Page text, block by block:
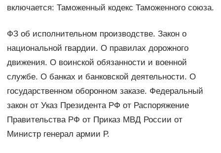
включается: Таможенный кодекс Таможенного союза.
ФЗ об исполнительном производстве. Закон о
национальной гвардии. О правилах дорожного
движения. О воинской обязанности и военной
службе. О банках и банковской деятельности. О
государственном оборонном заказе. Федеральный
закон от Указ Президента РФ от Распоряжение
Правительства РФ от Приказ МВД России от
Министр генерал армии Р.